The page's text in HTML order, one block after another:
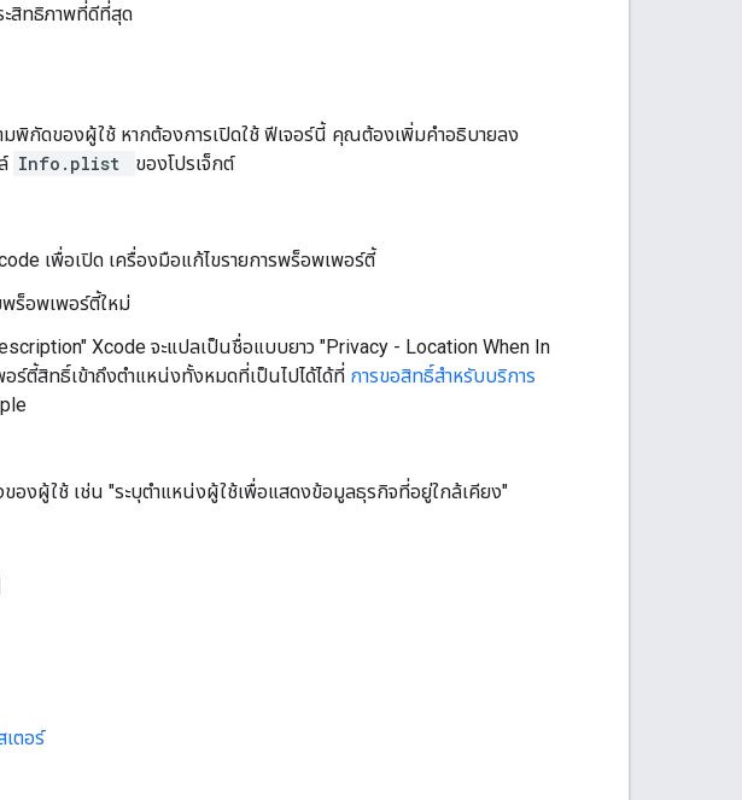
ะสิทธิภาพที่ดีที่สุด
พิกัดของผู้ใช้ หากต้องการเปิดใช้ ฟีเจอร์นี้ คุณต้องเพิ่มคำอธิบายลง
Info.plist ของโปรเจ็กต์
เพื่อเปิด เครื่องมือแก้ไขรายการพร็อพเพอร์ตี้
พร็อพเพอร์ตี้ใหม่
Xcode จะแปลเป็นชื่อแบบยาว "Privacy - Location When In
ร์ตี้สิทธิ์เข้าถึงตำแหน่งทั้งหมดที่เป็นไปได้ได้ที่ การขอสิทธิ์สำหรับบริการ
องผู้ใช้ เช่น "ระบุตำแหน่งผู้ใช้เพื่อแสดงข้อมูลธุรกิจที่อยู่ใกล้เคียง"
เตอร์